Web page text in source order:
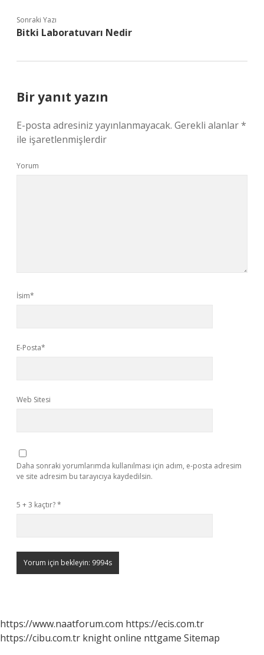
Sonraki Yazı
Bitki Laboratuvarı Nedir
Bir yanıt yazın
E-posta adresiniz yayınlanmayacak. Gerekli alanlar*
ile işaretlenmişlerdir
Yorum
İsim*
E-Posta*
Web Sitesi
Daha sonraki yorumlarımda kullanılması için adım, e-posta adresim
ve site adresim bu tarayıcıya kaydedilsin.
5 + 3 kaçtır?*
https://www.naatforum.com https://ecis.com.tr
https://cibu.com.tr knight online nttgame Sitemap